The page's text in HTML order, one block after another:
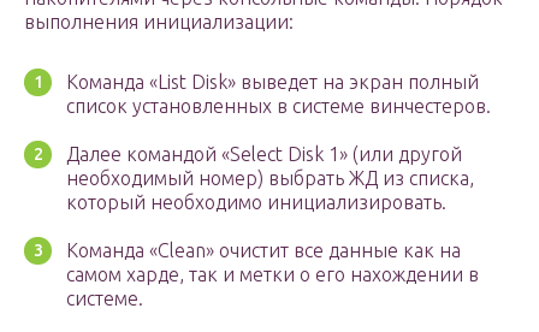
выполнения инициализации:
Команда «List Disk» выведет на экран полный
список установленных в системе винчестеров.
Далее командой «Select Disk 1» (или другой
необходимый номер) выбрать ЖД из списка,
который необходимо инициализировать.
Команда «Clean» очистит все данные как на
самом харде, так и метки о его нахождении в
системе.